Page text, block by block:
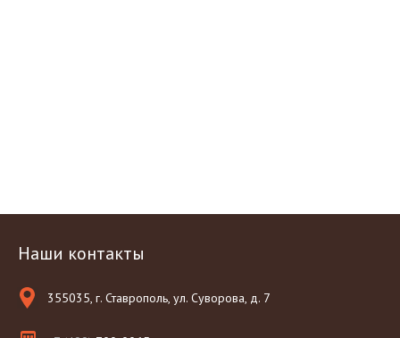
Наши контакты
355035, г. Ставрополь, ул. Суворова, д. 7